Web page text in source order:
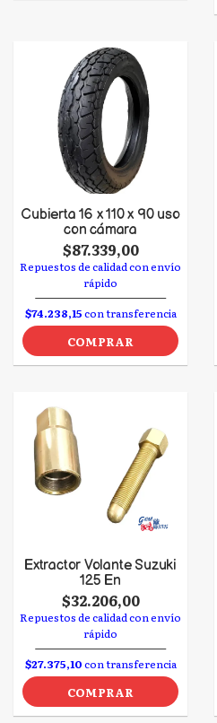
Cubierta 16 x 110 x 90 uso
con cámara
$87.339,00
Repuestos de calidad con envío
rápido
$74.238,15con transferencia
COMPRAR
Extractor Volante Suzuki
125 En
$32.206,00
Repuestos de calidad con envío
rápido
$27.375,10con transferencia
COMPRAR